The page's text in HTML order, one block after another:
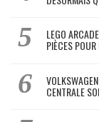
LEGO
PIÈCES
CENTRALE